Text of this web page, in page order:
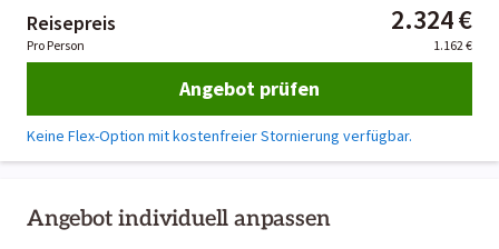
Angebot individuell anpassen
Reisepreis 2.324 €
Pro Person 1.162 €
Angebot prüfen
Keine Flex-Option mit kostenfreier Stornierung verfügbar.